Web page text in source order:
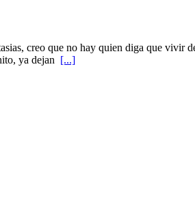
creo que no hay quien diga que vivir
ya dejan [...]